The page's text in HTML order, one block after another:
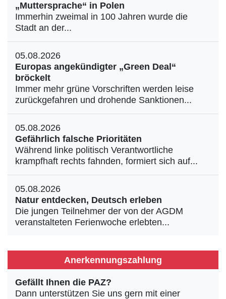
„Muttersprache“ in Polen
Immerhin zweimal in 100 Jahren wurde die
Stadt an der...
05.08.2026
Europas angekündigter „Green Deal“
bröckelt
Immer mehr grüne Vorschriften werden leise
zurückgefahren und drohende Sanktionen...
05.08.2026
Gefährlich falsche Prioritäten
Während linke politisch Verantwortliche
krampfhaft rechts fahnden, formiert sich auf...
05.08.2026
Natur entdecken, Deutsch erleben
Die jungen Teilnehmer der von der AGDM
veranstalteten Ferienwoche erlebten...
Anerkennungszahlung
Gefällt Ihnen die PAZ?
Dann unterstützen Sie uns gern mit einer